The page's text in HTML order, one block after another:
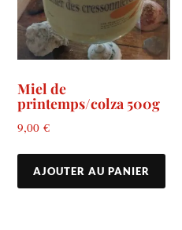
Miel de
printemps/colza 500g
9,00€
AJOUTER AU PANIER